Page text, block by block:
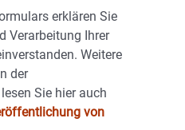
erklären Sie
Verarbeitung Ihrer
Weitere
der
Sie hier auch
von